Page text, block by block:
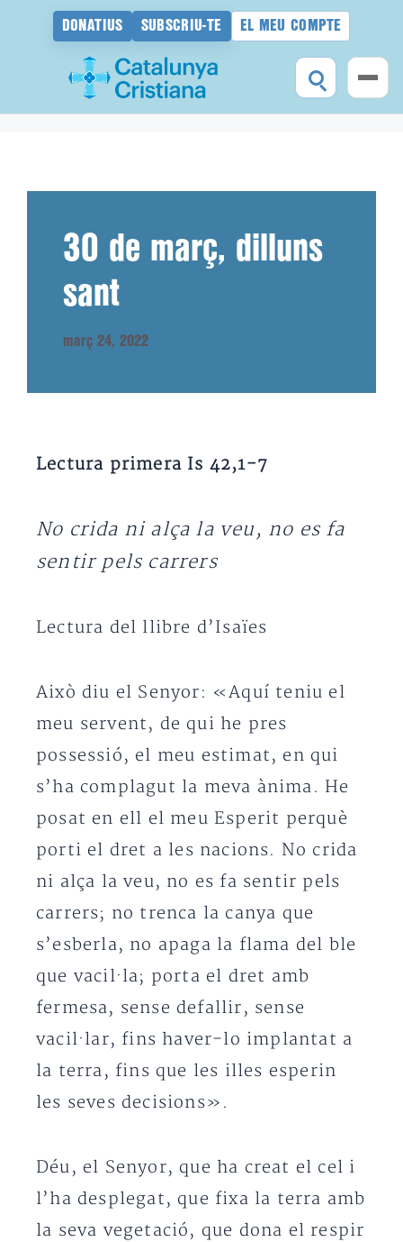
DONATIUS SUBSCRIU-TE EL MEU COMPTE
30 de març, dilluns
sant
març 24, 2022
Lectura primera Is 42,1-7
No crida ni alça la veu, no es fa
sentir pels carrers
Lectura del llibre d’Isaïes
Això diu el Senyor: «Aquí teniu el
meu servent, de qui he pres
possessió, el meu estimat, en qui
s’ha complagut la meva ànima. He
posat en ell el meu Esperit perquè
porti el dret a les nacions. No crida
ni alça la veu, no es fa sentir pels
carrers; no trenca la canya que
s’esberla, no apaga la flama del ble
que vacil·la; porta el dret amb
fermesa, sense defallir, sense
vacil·lar, fins haver-lo implantat a
la terra, fins que les illes esperin
les seves decisions».
Déu, el Senyor, que ha creat el cel i
l’ha desplegat, que fixa la terra amb
la seva vegetació, que dona el respir